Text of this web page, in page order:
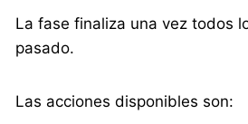
La fase finaliza una vez todos
pasado.
Las acciones disponibles son: